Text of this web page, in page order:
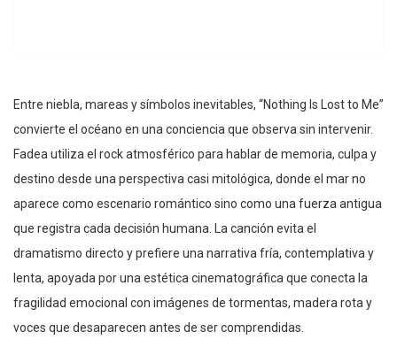
Entre niebla, mareas y símbolos inevitables, “Nothing Is Lost to Me”
convierte el océano en una conciencia que observa sin intervenir.
Fadea utiliza el rock atmosférico para hablar de memoria, culpa y
destino desde una perspectiva casi mitológica, donde el mar no
aparece como escenario romántico sino como una fuerza antigua
que registra cada decisión humana. La canción evita el
dramatismo directo y prefiere una narrativa fría, contemplativa y
lenta, apoyada por una estética cinematográfica que conecta la
fragilidad emocional con imágenes de tormentas, madera rota y
voces que desaparecen antes de ser comprendidas.